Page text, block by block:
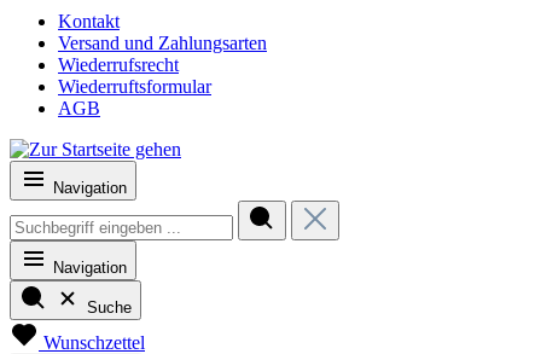
Kontakt
Versand und Zahlungsarten
Wiederrufsrecht
Wiederruftsformular
AGB
Navigation
Navigation
Suche
Wunschzettel